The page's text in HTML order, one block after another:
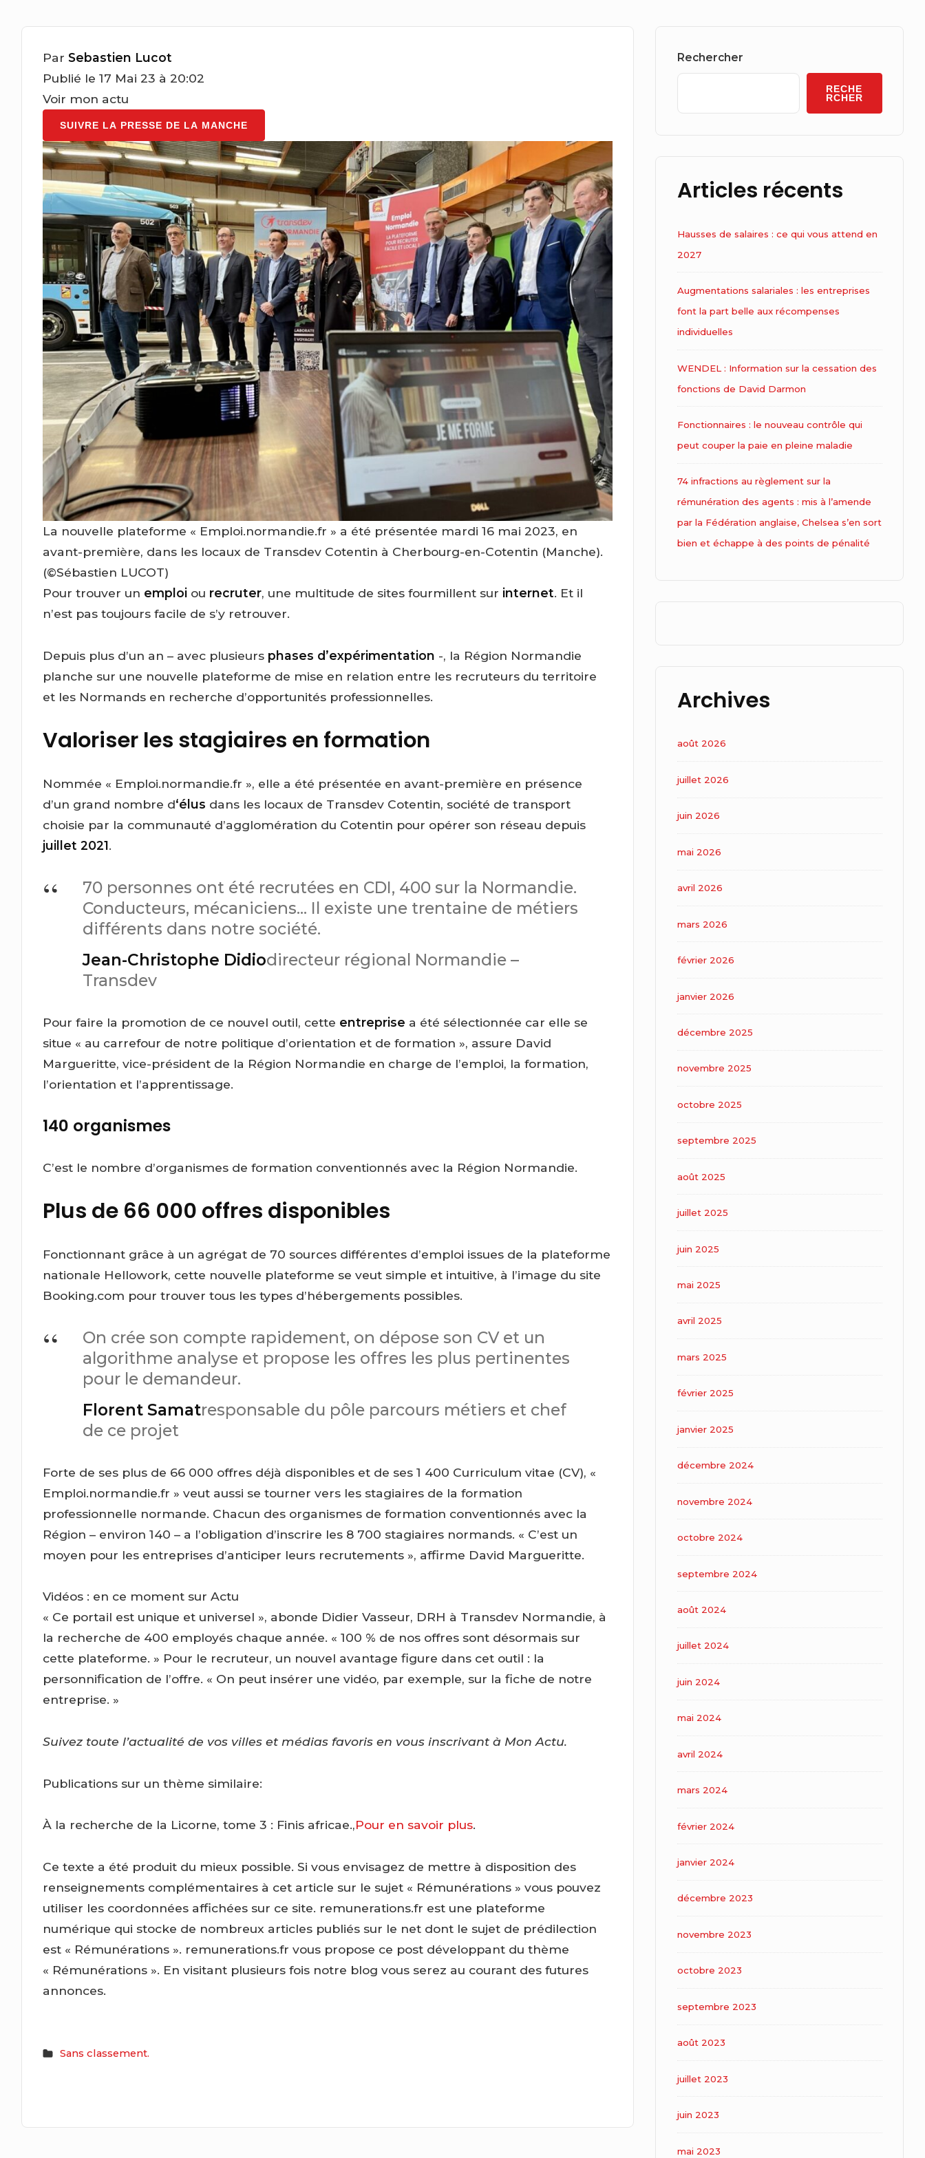
ParSebastien Lucot
Publié le 17 Mai 23 à 20:02
Voir mon actu
SUIVRE LA PRESSE DE LA MANCHE
La nouvelle plateforme « Emploi.normandie.fr » a été présentée mardi 16 mai 2023, en
avant-première, dans les locaux de Transdev Cotentin à Cherbourg-en-Cotentin (Manche).
(©Sébastien LUCOT)
Pour trouver un emploi ou recruter, une multitude de sites fourmillent sur internet. Et il
n’est pas toujours facile de s’y retrouver.
Depuis plus d’un an – avec plusieurs phases d’expérimentation -, la Région Normandie
planche sur une nouvelle plateforme de mise en relation entre les recruteurs du territoire
et les Normands en recherche d’opportunités professionnelles.
Valoriser les stagiaires en formation
Nommée « Emploi.normandie.fr », elle a été présentée en avant-première en présence
d’un grand nombre d‘élus dans les locaux de Transdev Cotentin, société de transport
choisie par la communauté d’agglomération du Cotentin pour opérer son réseau depuis
juillet 2021.
70 personnes ont été recrutées en CDI, 400 sur la Normandie.
Conducteurs, mécaniciens… Il existe une trentaine de métiers
différents dans notre société.
Jean-Christophe Didiodirecteur régional Normandie –
Transdev
Pour faire la promotion de ce nouvel outil, cette entreprise a été sélectionnée car elle se
situe « au carrefour de notre politique d’orientation et de formation », assure David
Margueritte, vice-président de la Région Normandie en charge de l’emploi, la formation,
l’orientation et l’apprentissage.
140 organismes
C’est le nombre d’organismes de formation conventionnés avec la Région Normandie.
Plus de 66 000 offres disponibles
Fonctionnant grâce à un agrégat de 70 sources différentes d’emploi issues de la plateforme
nationale Hellowork, cette nouvelle plateforme se veut simple et intuitive, à l’image du site
Booking.com pour trouver tous les types d’hébergements possibles.
On crée son compte rapidement, on dépose son CV et un
algorithme analyse et propose les offres les plus pertinentes
pour le demandeur.
Florent Samatresponsable du pôle parcours métiers et chef
de ce projet
Forte de ses plus de 66 000 offres déjà disponibles et de ses 1 400 Curriculum vitae (CV), «
Emploi.normandie.fr » veut aussi se tourner vers les stagiaires de la formation
professionnelle normande. Chacun des organismes de formation conventionnés avec la
Région – environ 140 – a l’obligation d’inscrire les 8 700 stagiaires normands. « C’est un
moyen pour les entreprises d’anticiper leurs recrutements », affirme David Margueritte.
Vidéos : en ce moment sur Actu
« Ce portail est unique et universel », abonde Didier Vasseur, DRH à Transdev Normandie, à
la recherche de 400 employés chaque année. « 100 % de nos offres sont désormais sur
cette plateforme. » Pour le recruteur, un nouvel avantage figure dans cet outil : la
personnification de l’offre. « On peut insérer une vidéo, par exemple, sur la fiche de notre
entreprise. »
Suivez toute l’actualité de vos villes et médias favoris en vous inscrivant à Mon Actu.
Publications sur un thème similaire:
À la recherche de la Licorne, tome 3 : Finis africae.,Pour en savoir plus.
Ce texte a été produit du mieux possible. Si vous envisagez de mettre à disposition des
renseignements complémentaires à cet article sur le sujet « Rémunérations » vous pouvez
utiliser les coordonnées affichées sur ce site. remunerations.fr est une plateforme
numérique qui stocke de nombreux articles publiés sur le net dont le sujet de prédilection
est « Rémunérations ». remunerations.fr vous propose ce post développant du thème
« Rémunérations ». En visitant plusieurs fois notre blog vous serez au courant des futures
annonces.
Sans classement.
Widget
Rechercher
RECHE
RCHER
Articles récents
Hausses de salaires : ce qui vous attend en
2027
Augmentations salariales : les entreprises
font la part belle aux récompenses
individuelles
WENDEL : Information sur la cessation des
fonctions de David Darmon
Fonctionnaires : le nouveau contrôle qui
peut couper la paie en pleine maladie
74 infractions au règlement sur la
rémunération des agents : mis à l’amende
par la Fédération anglaise, Chelsea s’en sort
bien et échappe à des points de pénalité
Archives
août 2026
juillet 2026
juin 2026
mai 2026
avril 2026
mars 2026
février 2026
janvier 2026
décembre 2025
novembre 2025
octobre 2025
septembre 2025
août 2025
juillet 2025
juin 2025
mai 2025
avril 2025
mars 2025
février 2025
janvier 2025
décembre 2024
novembre 2024
octobre 2024
septembre 2024
août 2024
juillet 2024
juin 2024
mai 2024
avril 2024
mars 2024
février 2024
janvier 2024
décembre 2023
novembre 2023
octobre 2023
septembre 2023
août 2023
juillet 2023
juin 2023
mai 2023